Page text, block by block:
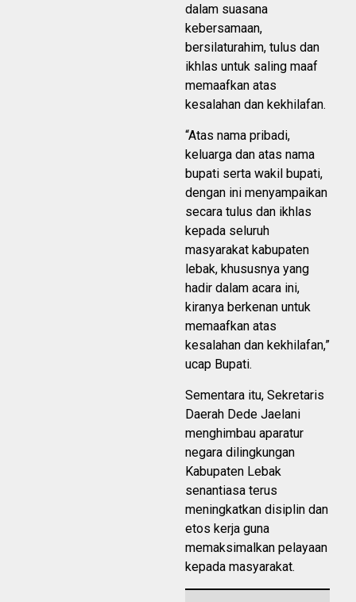
dalam suasana
kebersamaan,
bersilaturahim, tulus dan
ikhlas untuk saling maaf
memaafkan atas
kesalahan dan kekhilafan.
“Atas nama pribadi,
keluarga dan atas nama
bupati serta wakil bupati,
dengan ini menyampaikan
secara tulus dan ikhlas
kepada seluruh
masyarakat kabupaten
lebak, khususnya yang
hadir dalam acara ini,
kiranya berkenan untuk
memaafkan atas
kesalahan dan kekhilafan,”
ucap Bupati.
Sementara itu, Sekretaris
Daerah Dede Jaelani
menghimbau aparatur
negara dilingkungan
Kabupaten Lebak
senantiasa terus
meningkatkan disiplin dan
etos kerja guna
memaksimalkan pelayaan
kepada masyarakat.